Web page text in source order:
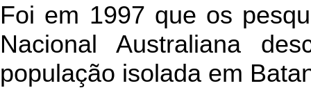
Foi em 1997 que os
Nacional Australiana
população isolada em